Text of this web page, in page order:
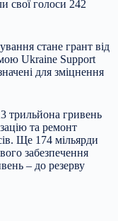
свої голоси 242
стане грант від
Ukraine Support
для зміцнення
трильйона гривень
та ремонт
Ще 174 мільярди
забезпечення
– до резерву